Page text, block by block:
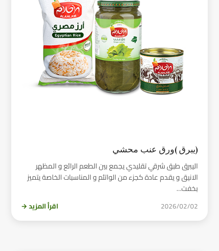
(يبرق )ورق عنب محشي
اليبرق طبق شرقي تقليدي يجمع بين الطعم الرائع و المظهر
الانيق و يقدم عادة كجزء من الواتئم و المناسبات الخاصة يتميز
بخفت…
2026/02/02 اقرأ المزيد →